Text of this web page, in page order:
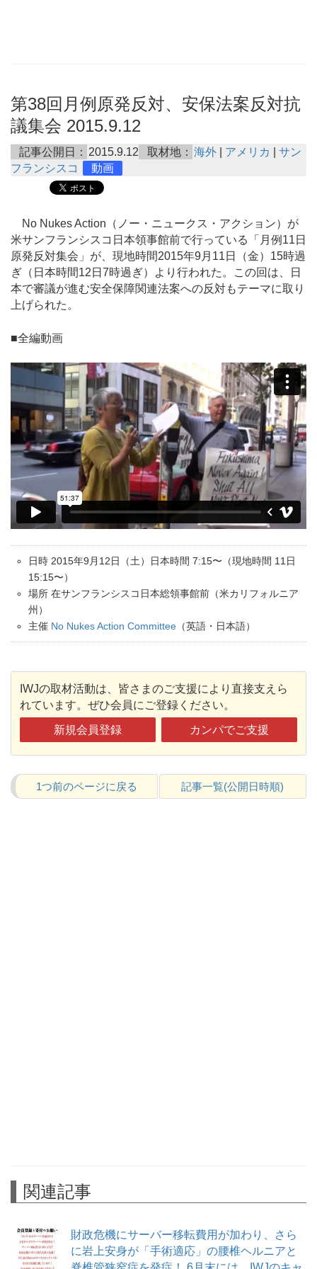
第38回月例原発反対、安保法案反対抗
議集会 2015.9.12
記事公開日： 2015.9.12 取材地： 海外 アメリカ
サン
フランシスコ
動画
No Nukes Action（ノー・ニュークス・アクション）が
米サンフランシスコ日本領事館前で行っている「月例11日
原発反対集会」が、現地時間2015年9月11日（金）15時過
ぎ（日本時間12日7時過ぎ）より行われた。この回は、日
本で審議が進む安全保障関連法案への反対もテーマに取り
上げられた。
■全編動画
日時 2015年9月12日（土）日本時間 7:15〜（現地時間 11日
15:15〜）
場所 在サンフランシスコ日本総領事館前（米カリフォルニア
州）
主催 No Nukes Action Committee （英語・日本語）
IWJの取材活動は、皆さまのご支援により直接支えら
れています。ぜひ会員にご登録ください。
新規会員登録 カンパでご支援
1つ前のページに戻る 記事一覧(公開日時順)
関連記事
財政危機にサーバー移転費用が加わり、さら
に岩上安身が「手術適応」の腰椎ヘルニアと